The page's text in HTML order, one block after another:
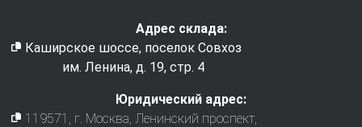
Адрес склада:
Каширское шоссе, поселок Совхоз
им. Ленина, д. 19, стр. 4
Юридический адрес:
119571
, г. Москва Ленинский проспект,